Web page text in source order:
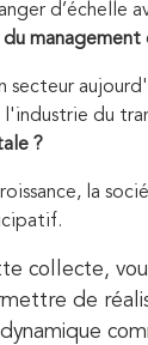
d’échelle
management
secteur
du
?
la
collecte,
de